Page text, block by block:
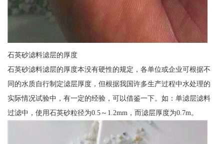
石英砂滤料滤层的厚度
石英砂滤料滤层的厚度本没有硬性的规定，各单位或企业可根据不
同的水质自行制定滤层厚度，但根据我国许多生产过程中水处理的
实际情况试验中，有一定的经验，可以借鉴一下。如：单滤层滤料
过滤中，使用石英砂粒径为0.5～1.2mm，而滤层厚度为0.7m。